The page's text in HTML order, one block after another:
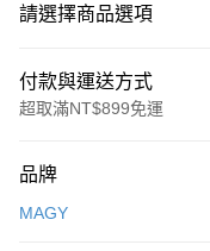
請選擇商品選項
付款與運送方式
超取滿NT$899免運
信用卡一次付款
品牌
MAGY